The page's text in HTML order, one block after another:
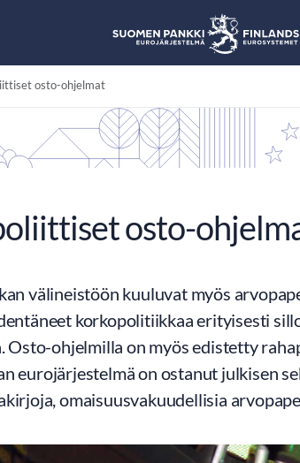
osto-ohjelmat
osto-
välineistöön kuuluvat myös
korkopolitiikkaa erityisesti
Osto-ohjelmilla on myös edistetty
eurojärjestelmä on ostanut julkisen
omaisuusvakuudellisia